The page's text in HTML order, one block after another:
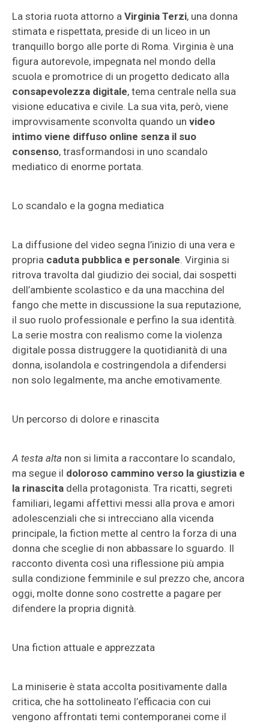
La storia ruota attorno a Virginia Terzi, una donna
stimata e rispettata, preside di un liceo in un
tranquillo borgo alle porte di Roma. Virginia è una
figura autorevole, impegnata nel mondo della
scuola e promotrice di un progetto dedicato alla
consapevolezza digitale, tema centrale nella sua
visione educativa e civile. La sua vita, però, viene
improvvisamente sconvolta quando un video
intimo viene diffuso online senza il suo
consenso, trasformandosi in uno scandalo
mediatico di enorme portata.
Lo scandalo e la gogna mediatica
La diffusione del video segna l’inizio di una vera e
propria caduta pubblica e personale. Virginia si
ritrova travolta dal giudizio dei social, dai sospetti
dell’ambiente scolastico e da una macchina del
fango che mette in discussione la sua reputazione,
il suo ruolo professionale e perfino la sua identità.
La serie mostra con realismo come la violenza
digitale possa distruggere la quotidianità di una
donna, isolandola e costringendola a difendersi
non solo legalmente, ma anche emotivamente.
Un percorso di dolore e rinascita
A testa alta non si limita a raccontare lo scandalo,
ma segue il doloroso cammino verso la giustizia e
la rinascita della protagonista. Tra ricatti, segreti
familiari, legami affettivi messi alla prova e amori
adolescenziali che si intrecciano alla vicenda
principale, la fiction mette al centro la forza di una
donna che sceglie di non abbassare lo sguardo. Il
racconto diventa così una riflessione più ampia
sulla condizione femminile e sul prezzo che, ancora
oggi, molte donne sono costrette a pagare per
difendere la propria dignità.
Una fiction attuale e apprezzata
La miniserie è stata accolta positivamente dalla
critica, che ha sottolineato l’efficacia con cui
vengono affrontati temi contemporanei come il